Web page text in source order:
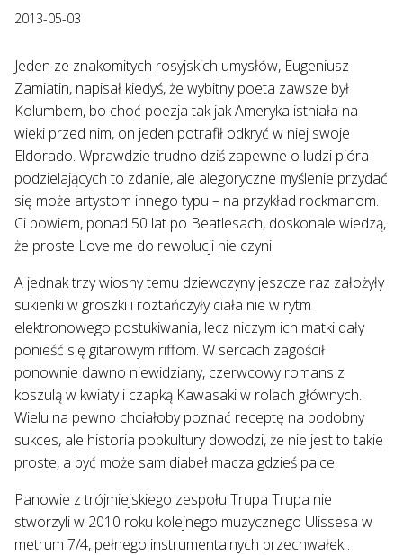
2013-05-03
Jeden ze znakomitych rosyjskich umysłów, Eugeniusz
Zamiatin, napisał kiedyś, że wybitny poeta zawsze był
Kolumbem, bo choć poezja tak jak Ameryka istniała na
wieki przed nim, on jeden potrafił odkryć w niej swoje
Eldorado. Wprawdzie trudno dziś zapewne o ludzi pióra
podzielających to zdanie, ale alegoryczne myślenie przydać
się może artystom innego typu – na przykład rockmanom.
Ci bowiem, ponad 50 lat po Beatlesach, doskonale wiedzą,
że proste Love me do rewolucji nie czyni.
A jednak trzy wiosny temu dziewczyny jeszcze raz założyły
sukienki w groszki i roztańczyły ciała nie w rytm
elektronowego postukiwania, lecz niczym ich matki dały
ponieść się gitarowym riffom. W sercach zagościł
ponownie dawno niewidziany, czerwcowy romans z
koszulą w kwiaty i czapką Kawasaki w rolach głównych.
Wielu na pewno chciałoby poznać receptę na podobny
sukces, ale historia popkultury dowodzi, że nie jest to takie
proste, a być może sam diabeł macza gdzieś palce.
Panowie z trójmiejskiego zespołu Trupa Trupa nie
stworzyli w 2010 roku kolejnego muzycznego Ulissesa w
metrum 7/4, pełnego instrumentalnych przechwałek .